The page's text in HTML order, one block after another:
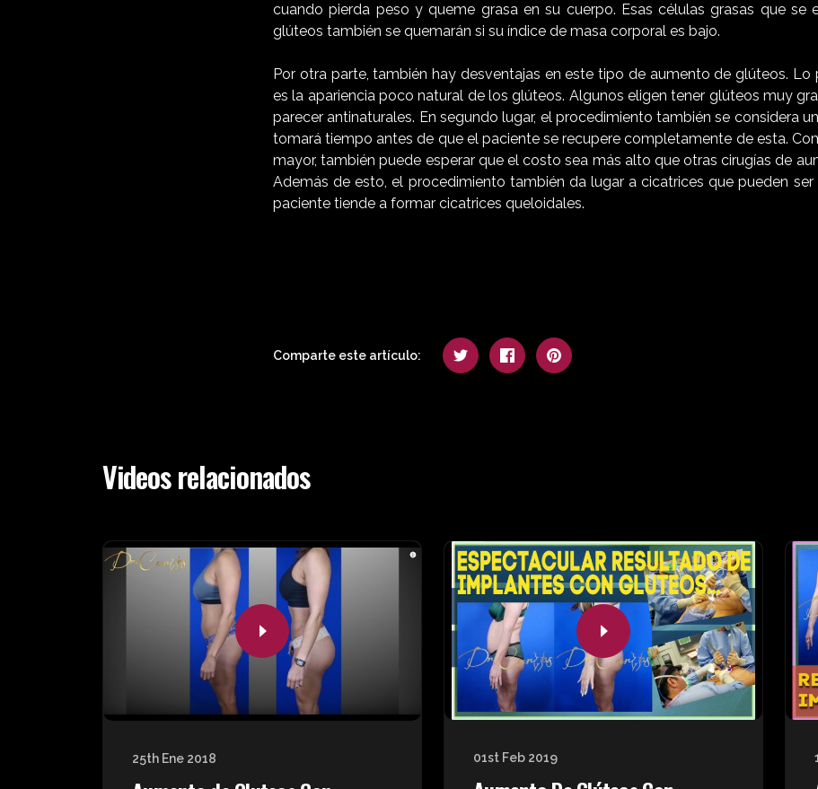
cuando pierda peso y queme grasa en su cuerpo. Esas células grasas que se
glúteos también se quemarán si su índice de masa corporal es bajo.
Por otra parte, también hay desventajas en este tipo de aumento de glúteos. Lo
es la apariencia poco natural de los glúteos. Algunos eligen tener glúteos muy
parecer antinaturales. En segundo lugar, el procedimiento también se considera
tomará tiempo antes de que el paciente se recupere completamente de esta.
mayor, también puede esperar que el costo sea más alto que otras cirugías de
Además de esto, el procedimiento también da lugar a cicatrices que pueden
paciente tiende a formar cicatrices queloidales.
Comparte este artículo:
Videos relacionados
25th Ene 2018 01st Feb 2019